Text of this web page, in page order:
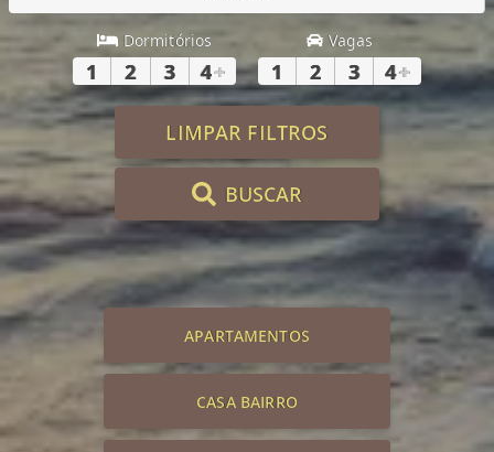
Dormitórios
1 2 3 4+
Vagas
1 2 3 4+
LIMPAR FILTROS
BUSCAR
APARTAMENTOS
CASA BAIRRO